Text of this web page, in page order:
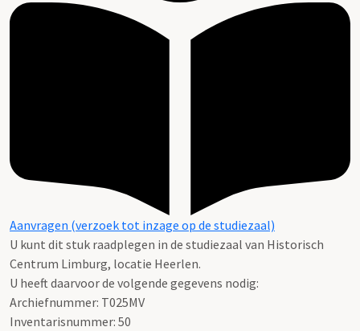
Aanvragen (verzoek tot inzage op de studiezaal)
U kunt dit stuk raadplegen in de studiezaal van Historisch
Centrum Limburg, locatie Heerlen.
U heeft daarvoor de volgende gegevens nodig:
Archiefnummer: T025MV
Inventarisnummer: 50